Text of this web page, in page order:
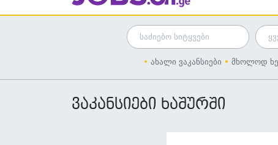
ახალი ვაკანსიები მხოლოდ
ვაკანსიები ხაშურში